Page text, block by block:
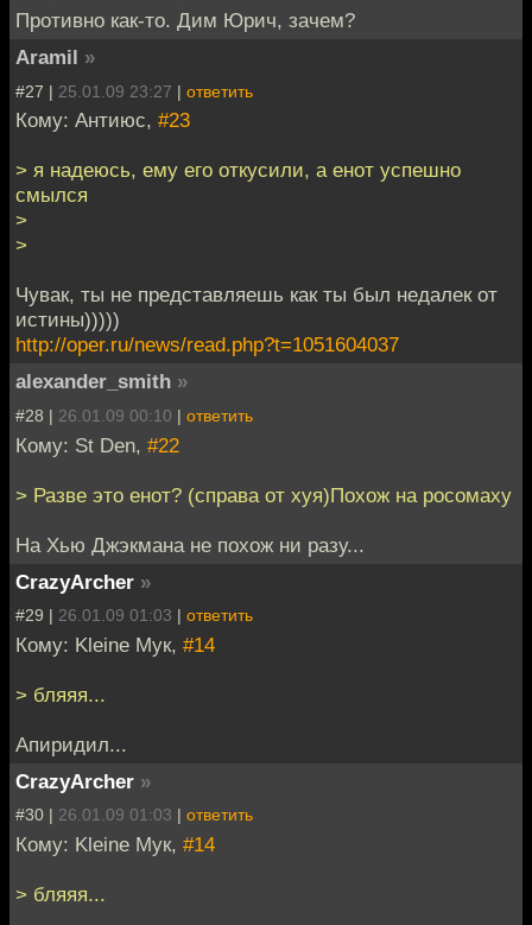
Противно как-то. Дим Юрич, зачем?
Aramil »
#27 | 25.01.09 23:27 | ответить
Кому: Антиюс, #23
> я надеюсь, ему его откусили, а енот успешно
смылся
>
>
Чувак, ты не представляешь как ты был недалек от
истины)))))
http://oper.ru/news/read.php?t=1051604037
alexander_smith »
#28 | 26.01.09 00:10 | ответить
Кому: St Den, #22
> Разве это енот? (справа от хуя)Похож на росомаху
На Хью Джэкмана не похож ни разу...
CrazyArcher »
#29 | 26.01.09 01:03 | ответить
Кому: Kleine Мук, #14
> бляяя...
Апиридил...
CrazyArcher »
#30 | 26.01.09 01:03 | ответить
Кому: Kleine Мук, #14
> бляяя...